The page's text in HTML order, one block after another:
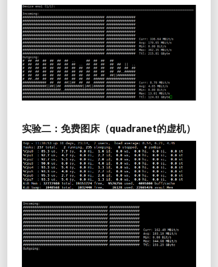
实验二：免费图床（quadranet的虚机）